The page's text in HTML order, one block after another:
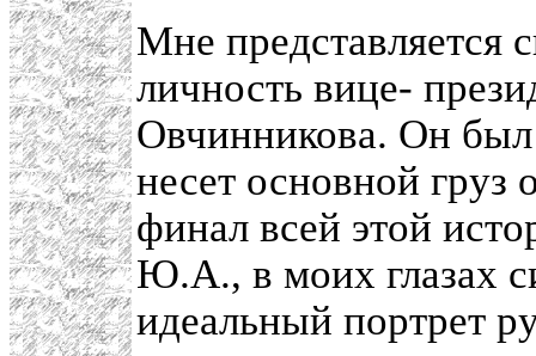
Мне представляется
личность вице-
Овчинникова. Он
несет основной груз
финал всей этой
Ю.А., в моих глазах
идеальный портрет